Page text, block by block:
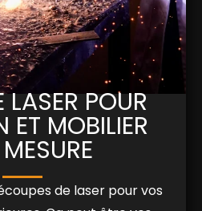
LASER POUR
ET MOBILIER
de laser pour vos